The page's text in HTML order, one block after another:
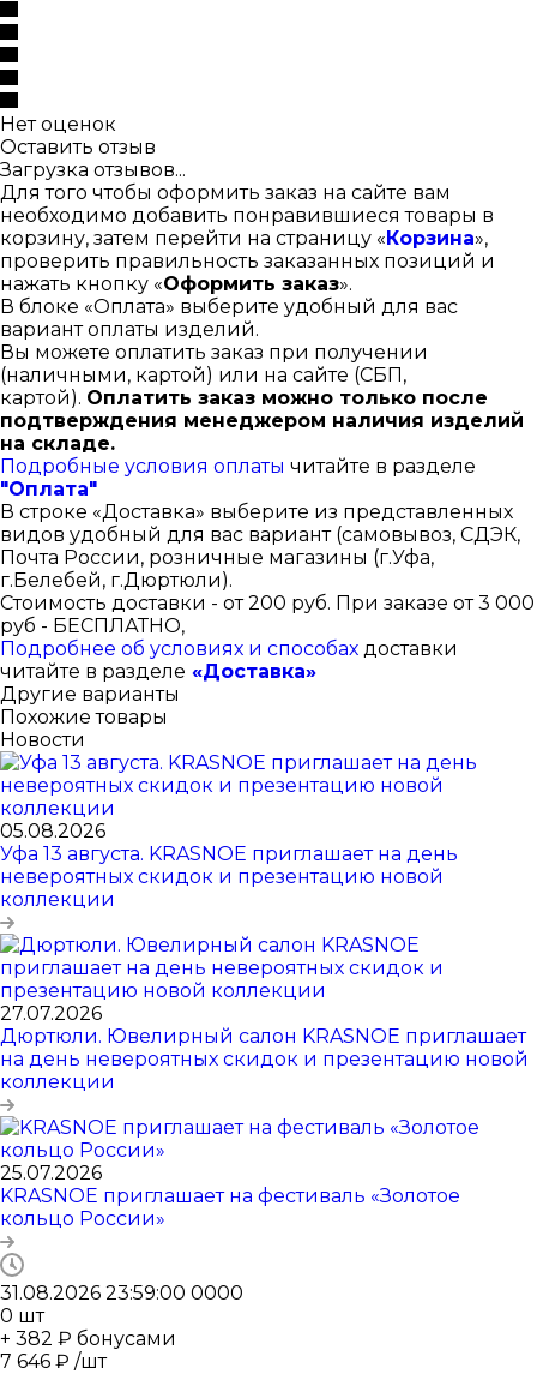
Нет оценок
Оставить отзыв
Загрузка отзывов...
Для того чтобы оформить заказ на сайте вам
необходимо добавить понравившиеся товары в
корзину, затем перейти на страницу «Корзина»,
проверить правильность заказанных позиций и
нажать кнопку «Оформить заказ».
В блоке «Оплата» выберите удобный для вас
вариант оплаты изделий.
Вы можете оплатить заказ при получении
(наличными, картой) или на сайте (СБП,
картой). Оплатить заказ можно только после
подтверждения менеджером наличия изделий
на складе.
Подробные условия оплаты читайте в разделе
"Оплата"
В строке «Доставка» выберите из представленных
видов удобный для вас вариант (самовывоз, СДЭК,
Почта России, розничные магазины (г.Уфа,
г.Белебей, г.Дюртюли).
Стоимость доставки - от 200 руб. При заказе от 3 000
руб - БЕСПЛАТНО,
Подробнее об условиях и способах доставки
читайте в разделе «Доставка»
Другие варианты
Похожие товары
Новости
05.08.2026
Уфа 13 августа. KRASNOE приглашает на день
невероятных скидок и презентацию новой
коллекции
27.07.2026
Дюртюли. Ювелирный салон KRASNOE приглашает
на день невероятных скидок и презентацию новой
коллекции
25.07.2026
KRASNOE приглашает на фестиваль «Золотое
кольцо России»
31.08.2026 23:59:00 0000
0 шт
+ 382 ₽ бонусами
7 646 ₽ /шт